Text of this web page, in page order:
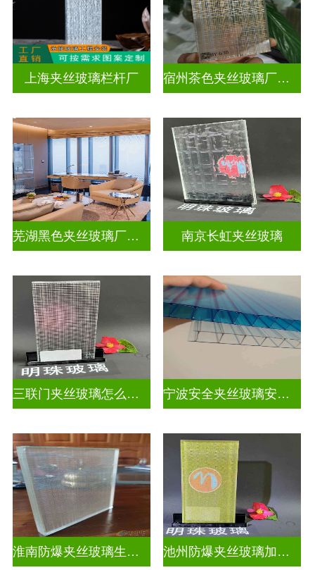
上海夹丝玻璃栏杆厂 宿州茶色夹丝玻璃厂家电话
芜湖黑色夹丝玻璃厂家在哪里 南京长虹夹丝玻璃
三联门夹丝玻璃怎么安装 宁波安全夹丝玻璃安装师傅
淮南防爆夹丝玻璃生产厂家 池州防爆夹丝玻璃加工厂